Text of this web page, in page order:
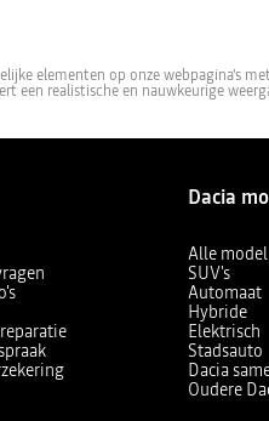
elementen op onze webpagina's
een realistische en nauwkeurige
Dacia
Alle
SUV's
Automaat
Hybride
Elektrisch
Stadsauto
Dacia
Oudere